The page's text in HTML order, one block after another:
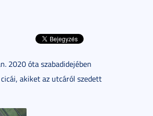
2020 óta szabadidejében
akiket az utcáról szedett